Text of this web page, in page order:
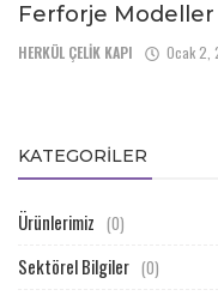
Ferforje
HERKÜL ÇELİK KAPI Ocak 2,
KATEGORILER
Ürünlerimiz (0)
Sektörel Bilgiler (0)